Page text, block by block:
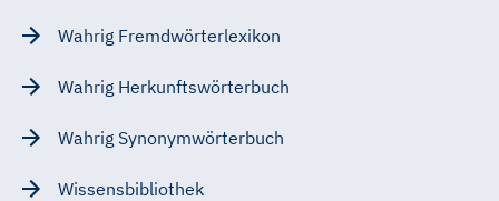
Wahrig Fremdwörterlexikon
Wahrig Herkunftswörterbuch
Wahrig Synonymwörterbuch
Wissensbibliothek